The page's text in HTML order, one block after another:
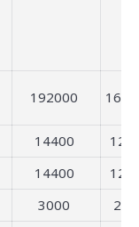
192000 1600
14400
120
14400
120
3000
25